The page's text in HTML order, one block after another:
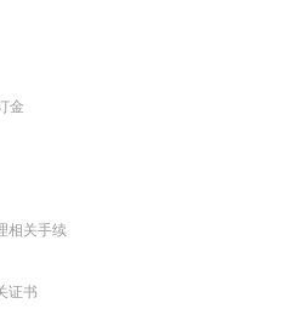
金
相关手续
证书